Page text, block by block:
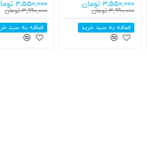
19,990,000 تومان
24,585,000 تومان
اضافه به سبد خرید
11,787,000 تومان
12,955,000 تومان
اضافه به سبد